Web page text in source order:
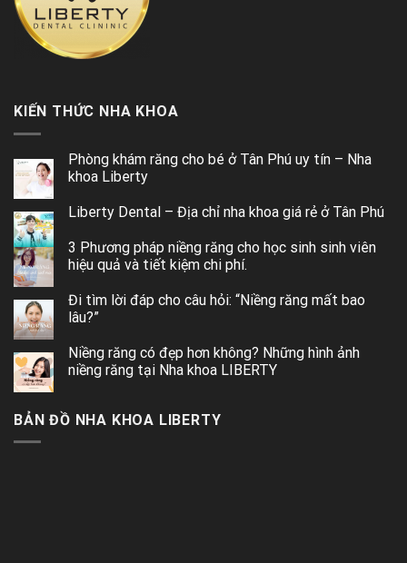
KIẾN THỨC NHA KHOA
Phòng khám răng cho bé ở Tân Phú uy tín – Nha
khoa Liberty
Liberty Dental – Địa chỉ nha khoa giá rẻ ở Tân Phú
3 Phương pháp niềng răng cho học sinh sinh viên
hiệu quả và tiết kiệm chi phí.
Đi tìm lời đáp cho câu hỏi: “Niềng răng mất bao
lâu?”
Niềng răng có đẹp hơn không? Những hình ảnh
niềng răng tại Nha khoa LIBERTY
BẢN ĐỒ NHA KHOA LIBERTY